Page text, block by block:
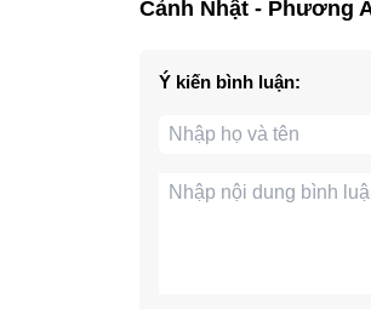
Cảnh Nhật - Phương
Ý kiến bình luận: